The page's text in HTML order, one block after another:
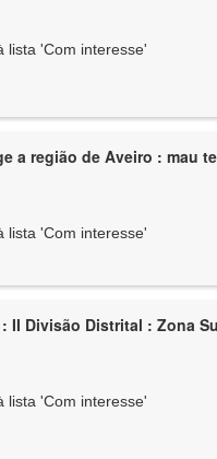
lista 'Com interesse'
a região de Aveiro : mau
lista 'Com interesse'
Divisão Distrital : Zona
lista 'Com interesse'